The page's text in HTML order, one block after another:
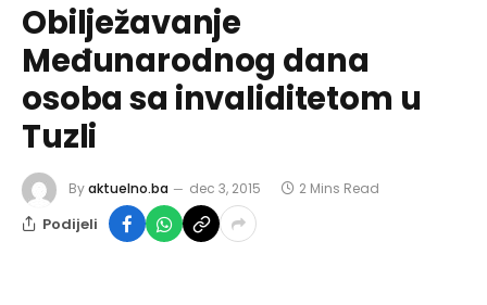
Obilježavanje
Međunarodnog dana
osoba sa invaliditetom u
Tuzli
Byaktuelno.ba dec 3, 2015 2 Mins Read
Podijeli